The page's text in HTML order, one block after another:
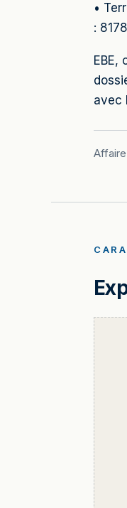
•
: 8178
avec